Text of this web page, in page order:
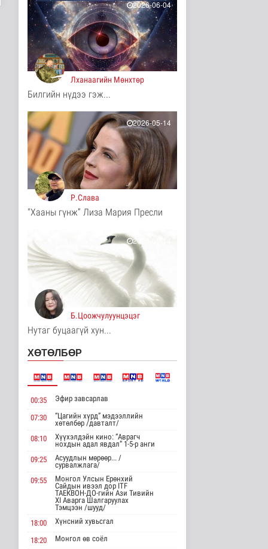
11 цаг 23 минутын өмнө
Иргэд: Хичээлийн
хэрэгслийн үнэ багагүй
нэмэгдсэ..
Нийгэм
11 цаг 25 минутын өмнө
Турк, Саудын Араб,
батлан хамгаа..
Дэлхийд
11 цаг 29 минутын өмнө
"Онцгой амралт-2026"
реалити шоуны зургийг
авч э..
Нийгэм
12 цаг 31 минутын өмнө
хүчний байлдааны
буудлагат..
Нийгэм
12 цаг 34 минутын өмнө
Цагааннуур суманд 23
мянга гаруй га талбайд
Нийгэм
12 цаг 39 минутын өмнө
Нийгэм
ЦАГ АГААР:
Улаанбаатарт өдөртөө
26 хэм дулаан
Байгаль орчин
12 цаг 53 минутын өмнө
Монгол Улсын Төрийн
дуулал
Энтертайнмент
15 цаг 9 минутын өмнө
"Цагийн хүрд"
2026-06-04
Лханаагийн Мөнхтөр
Билгийн нүдээ гэж...
2026-05-14
Р.Слава
"Хааны гүнж” Лиза Мария Пресли
2026-05-14
Б.Цоожчулуунцэцэг
Нутаг буцаагүй хун...
ХӨТӨЛБӨР
00:35 Эфир завсарлав
07:30
“Цагийн хүрд” мэдээллийн
хөтөлбөр /давталт/
08:10
Хүүхэлдэйн кино: “Аврагч
нохдын адал явдал” 1-5-р анги
09:25
Асуудлын мөрөөр... /
сурвалжлага/
09:55
Монгол Улсын Ерөнхий
Сайдын ивээл дор ITF
ТАЕКВОН-ДО-гийн Ази Тивийн
XI Аварга Шалгаруулах
Тэмцээн /шууд/
18:00
Хүнсний хувьсгал
18:20 Монгол өв соёл